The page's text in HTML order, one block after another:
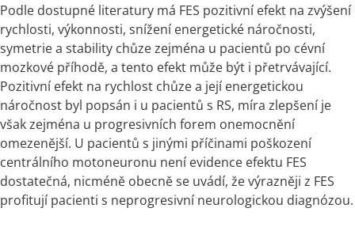
Podle dostupné literatury má FES pozitivní efekt na zvýšení
rychlosti, výkonnosti, snížení energetické náročnosti,
symetrie a stability chůze zejména u pacientů po cévní
mozkové příhodě, a tento efekt může být i přetrvávající.
Pozitivní efekt na rychlost chůze a její energetickou
náročnost byl popsán i u pacientů s RS, míra zlepšení je
však zejména u progresivních forem onemocnění
omezenější. U pacientů s jinými příčinami poškození
centrálního motoneuronu není evidence efektu FES
dostatečná, nicméně obecně se uvádí, že výrazněji z FES
profitují pacienti s neprogresivní neurologickou diagnózou.